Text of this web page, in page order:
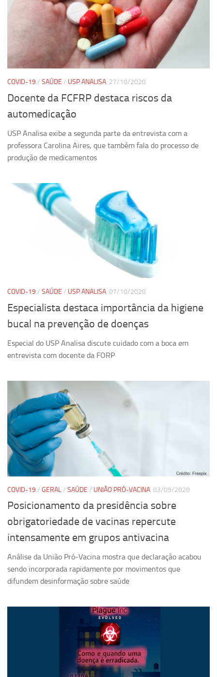
COVID-19 / SAÚDE / USP ANALISA 27/10/2020
Docente da FCFRP destaca riscos da
automedicação
USP Analisa exibe a segunda parte da entrevista com a
professora Carolina Aires, que também fala do processo de
produção de medicamentos
COVID-19 / SAÚDE / USP ANALISA 07/10/2020
Especialista destaca importância da higiene
bucal na prevenção de doenças
Especial do USP Analisa discute cuidado com a boca em
entrevista com docente da FORP
COVID-19 / GERAL/ SAÚDE / UNIÃO PRÓ-VACINA 03/09/2020
Posicionamento da presidência sobre
obrigatoriedade de vacinas repercute
intensamente em grupos antivacina
Análise da União Pró-Vacina mostra que declaração acabou
sendo incorporada rapidamente por movimentos que
difundem desinformação sobre saúde